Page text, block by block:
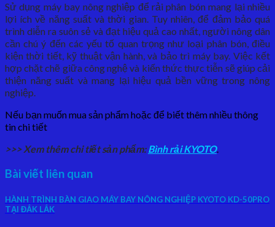
Sử dụng máy bay nông nghiệp để rải phân bón mang lại nhiều
lợi ích về năng suất và thời gian. Tuy nhiên, để đảm bảo quá
trình diễn ra suôn sẻ và đạt hiệu quả cao nhất, người nông dân
cần chú ý đến các yếu tố quan trọng như loại phân bón, điều
kiện thời tiết, kỹ thuật vận hành, và bảo trì máy bay. Việc kết
hợp chặt chẽ giữa công nghệ và kiến thức thực tiễn sẽ giúp cải
thiện năng suất và mang lại hiệu quả bền vững trong nông
nghiệp.
Nếu bạn muốn mua sản phẩm hoặc để biết thêm nhiều thông
tin chi tiết
>>> Xem thêm chi tiết sản phẩm: Bình rải KYOTO.
Bài viết liên quan
HÀNH TRÌNH BÀN GIAO MÁY BAY NÔNG NGHIỆP KYOTO KD-50PRO
TẠI ĐẮK LẮK